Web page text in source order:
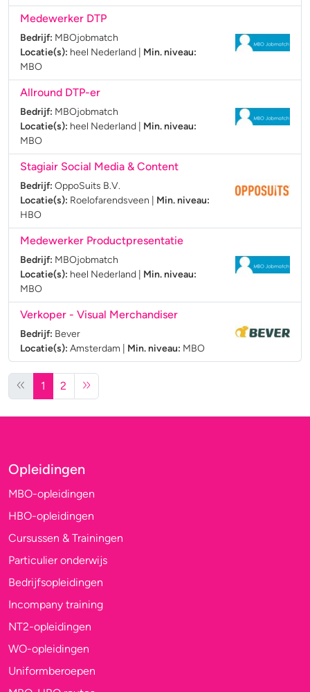
Medewerker DTP
Bedrijf: MBOjobmatch
Locatie(s): heel Nederland
Min. niveau:
MBO
Allround DTP-er
Bedrijf: MBOjobmatch
Locatie(s): heel Nederland
Min. niveau:
MBO
Stagiair Social Media & Content
Bedrijf: OppoSuits B.V.
Locatie(s): Roelofarendsveen
Min. niveau:
HBO
Medewerker Productpresentatie
Bedrijf: MBOjobmatch
Locatie(s): heel Nederland
Min. niveau:
MBO
Verkoper - Visual Merchandiser
Bedrijf: Bever
Locatie(s): Amsterdam Min. niveau: MBO
1 2
Opleidingen
MBO-opleidingen
HBO-opleidingen
Cursussen & Trainingen
Particulier onderwijs
Bedrijfsopleidingen
Incompany training
NT2-opleidingen
WO-opleidingen
Uniformberoepen